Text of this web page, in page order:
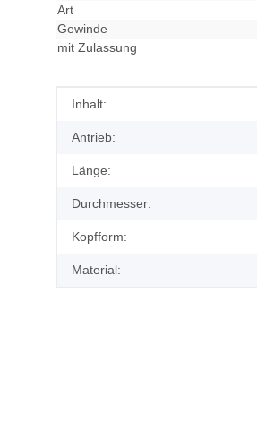
Art
Gewinde
mit Zulassung
Produkteigenschaft
Wert
Inhalt:
Antrieb:
Länge:
Durchmesser:
Kopfform:
Material: